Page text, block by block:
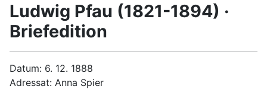
Ludwig Pfau (1821-1894) ·
Briefedition
Datum: 6. 12. 1888
Adressat: Anna Spier